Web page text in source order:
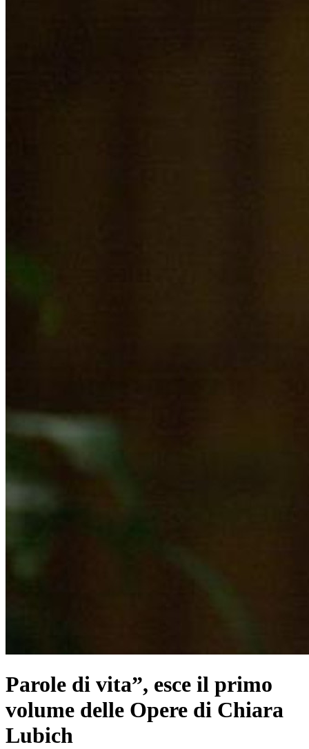
Parole di vita”, esce il primo
volume delle Opere di Chiara
Lubich